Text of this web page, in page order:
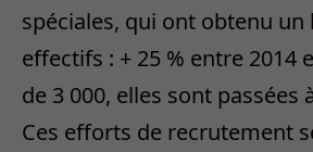
spéciales, qui ont obtenu un
effectifs : + 25 % entre 2014
de 3 000, elles sont passées
Ces efforts de recrutement